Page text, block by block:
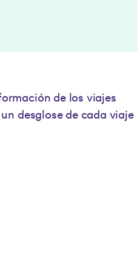
de los viajes
desglose de cada viaje